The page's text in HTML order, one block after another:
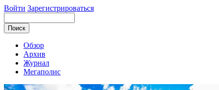
Войти Зарегистрироваться
Обзор
Архив
Журнал
Мегаполис